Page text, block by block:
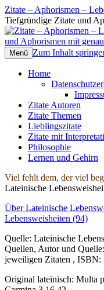
Zitate – Aphorismen –
Tiefgründige Zitate und
Menü Zum Inhalt
Home
Zitate Autoren
Zitate Themen
Lieblingszitate
Zitate mit
Philosophie
Lernen und Gehirn
Viel fehlt dem, der viel
Lateinische
Über Lateinische
Lebensweisheiten (94)
Quelle: Lateinische
Quellen, Autor und
jeweiligen Zitaten , ISBN:
Original lateinisch: Multa